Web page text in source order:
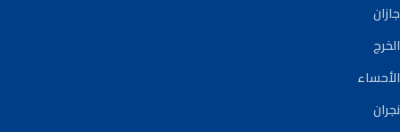
جازان
الخرج
الأحساء
نجران